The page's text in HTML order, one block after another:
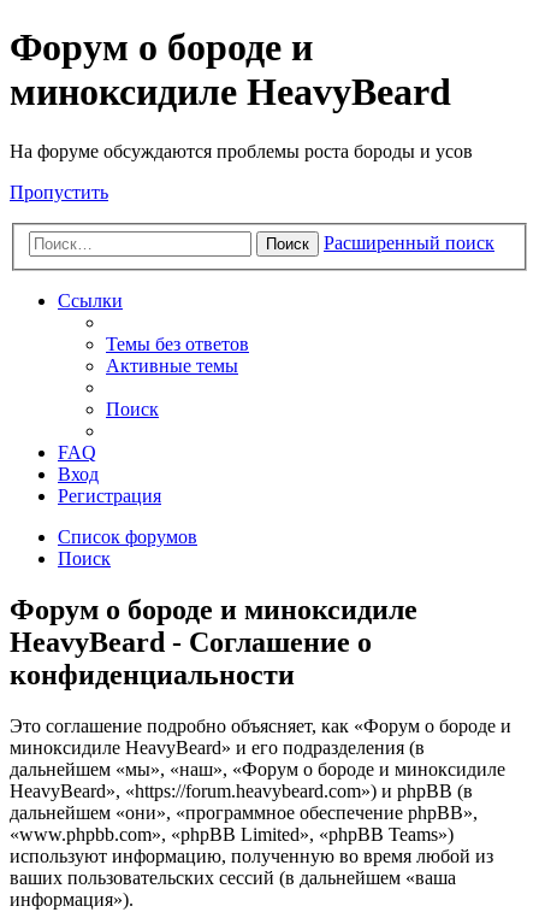
Форум о бороде и
миноксидиле HeavyBeard
На форуме обсуждаются проблемы роста бороды и усов
Пропустить
Поиск Расширенный поиск
Ссылки
Темы без ответов
Активные темы
Поиск
FAQ
Вход
Регистрация
Список форумов
Поиск
Форум о бороде и миноксидиле
HeavyBeard - Соглашение о
конфиденциальности
Это соглашение подробно объясняет, как «Форум о бороде и
миноксидиле HeavyBeard» и его подразделения (в
дальнейшем «мы», «наш», «Форум о бороде и миноксидиле
HeavyBeard», «https://forum.heavybeard.com») и phpBB (в
дальнейшем «они», «программное обеспечение phpBB»,
«www.phpbb.com», «phpBB Limited», «phpBB Teams»)
используют информацию, полученную во время любой из
ваших пользовательских сессий (в дальнейшем «ваша
информация»).